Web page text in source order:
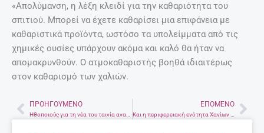
«Απολύμανση, η λέξη κλειδί για την καθαριότητα του
σπιτιού. Μπορεί να έχετε καθαρίσει μια επιφάνεια με
καθαριστικά προϊόντα, ωστόσο τα υπολείμματα από τις
χημικές ουσίες υπάρχουν ακόμα και καλό θα ήταν να
απομακρυνθούν. Ο ατμοκαθαριστής βοηθά ιδιαιτέρως
στον καθαρισμό των χαλιών.
Prev
ΠΡΟΗΓΟΎΜΕΝΟ ΕΠΌΜΕΝΟ